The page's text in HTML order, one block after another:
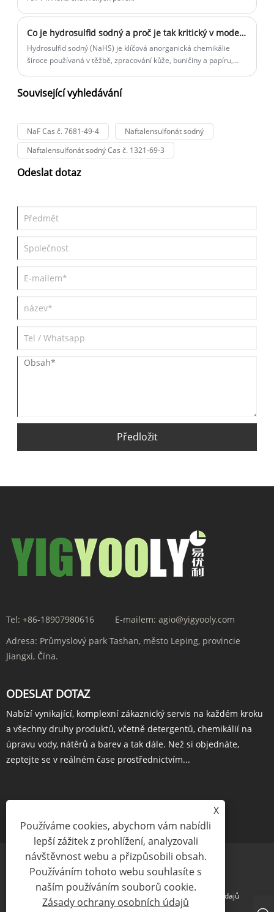
Co je hydrosulfid sodný a proč je tak kritický v moderním chemickém průmyslu
Hydrosulfid sodný (NaHS) je klíčová anorganická chemikálie
široce používaná v těžbě, zpracování kůže, buničiny a papíru,
průmyslové aplikace, bezpečnostní aspekty a proč hraje klíčovou
Související vyhledávání
NaF Cas č. 7681-49-4
Naftalensulfonát sodný
Naftalensulfonát sodný Cas č. 1321-69-3
Odeslat dotaz
Předložit
Tel: +86-18907980616 E-mailem: agio@yigyooly.com
Adresa: Průmyslový park Tashan, město Leping, provincie
Jiangxi, Čína.
ODESLAT DOTAZ
Nabízí vynikající, komplexní zákaznický servis na každém kroku
a všechny druhy produktů, včetně detergentů, chemikálií na
úpravu vody, nátěrů a barev a tak dále. Než si objednáte,
zeptejte se v reálném čase prostřednictvím...
Links Sitemap Zásady ochrany osobních údajů
X
Používáme cookies, abychom vám nabídli
lepší zážitek z prohlížení, analyzovali
návštěvnost webu a přizpůsobili obsah.
Používáním tohoto webu souhlasíte s
naším používáním souborů cookie.
Zásady ochrany osobních údajů